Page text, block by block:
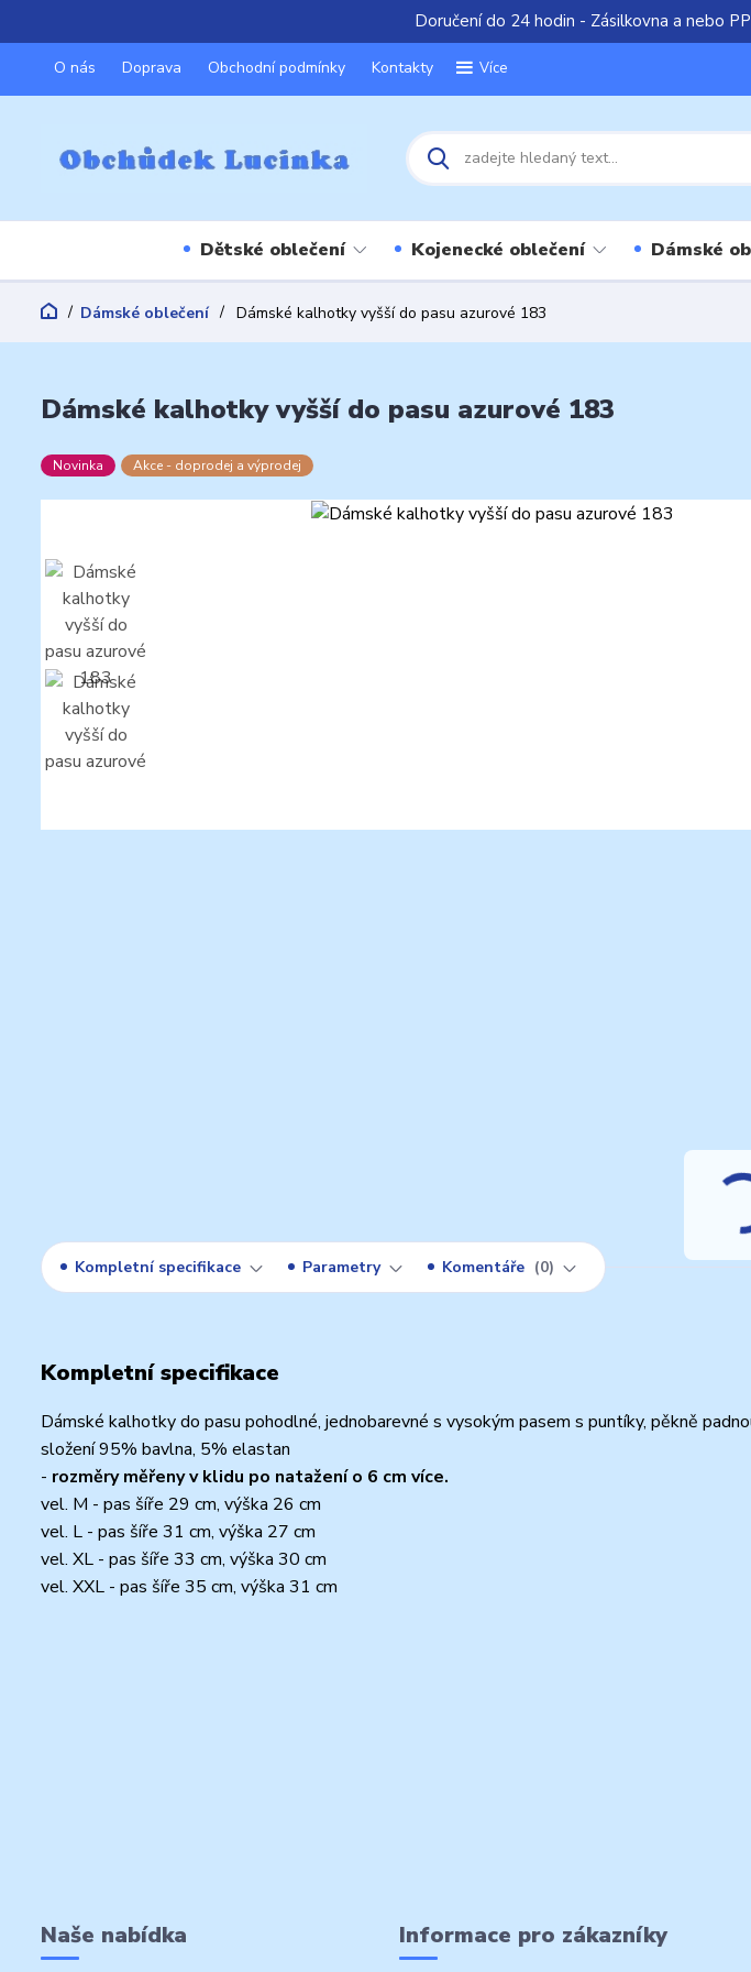
Doručení do 24 hodin - Zásilkovna a nebo
O nás Doprava Obchodní podmínky Kontakty Více
Dětské oblečení Kojenecké oblečení Dámské
Dámské oblečení Dámské kalhotky vyšší do pasu azurové 183
Dámské kalhotky vyšší do pasu azurové 183
Novinka Akce - doprodej a výprodej
Kompletní specifikace Parametry Komentáře 0
Kompletní specifikace
Dámské kalhotky do pasu pohodlné, jednobarevné s vysokým pasem s puntíky, pěkně
složení 95% bavlna, 5% elastan
- rozměry měřeny v klidu po natažení o 6 cm více.
vel. M - pas šíře 29 cm, výška 26 cm
vel. L - pas šíře 31 cm, výška 27 cm
vel. XL - pas šíře 33 cm, výška 30 cm
vel. XXL - pas šíře 35 cm, výška 31 cm
Naše nabídka Informace pro zákazníky